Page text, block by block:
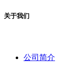
关于我们
公司简介